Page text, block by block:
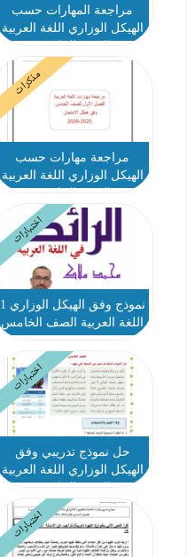
مراجعة المهارات حسب
الهيكل الوزاري اللغة العربية
مذكرات
مراجعة مهارات حسب
الهيكل الوزاري اللغة العربية
اختبارات
نموذج وفق الهيكل الوزاري 1
اللغة العربية الصف الخامس
اختبارات
حل نموذج تدريبي وفق
الهيكل الوزاري اللغة العربية
اختبارات